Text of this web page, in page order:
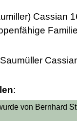
Cassian
:
von Bernhard